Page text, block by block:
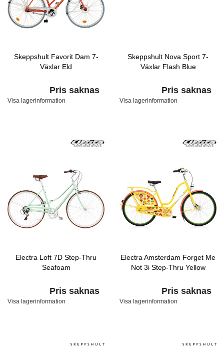
Skeppshult Favorit Dam 7-
Växlar Eld
Pris saknas
Visa lagerinformation
Skeppshult Nova Sport 7-
Växlar Flash Blue
Pris saknas
Visa lagerinformation
Electra Loft 7D Step-Thru
Seafoam
Pris saknas
Visa lagerinformation
Electra Amsterdam Forget Me
Not 3i Step-Thru Yellow
Pris saknas
Visa lagerinformation